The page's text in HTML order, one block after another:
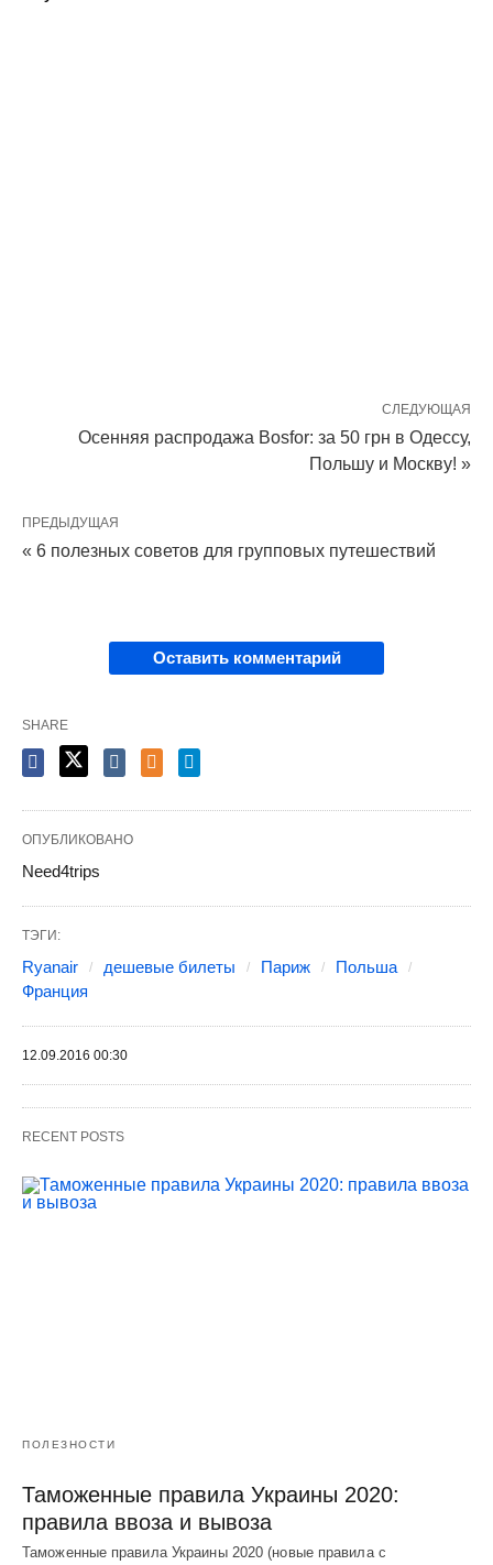
СЛЕДУЮЩАЯ
Осенняя распродажа Bosfor: за 50 грн в Одессу,
Польшу и Москву! »
ПРЕДЫДУЩАЯ
« 6 полезных советов для групповых путешествий
Оставить комментарий
SHARE
ОПУБЛИКОВАНО
Need4trips
ТЭГИ:
Ryanair дешевые билеты Париж
Польша
Франция
12.09.2016 00:30
RECENT POSTS
ПОЛЕЗНОСТИ
Таможенные правила Украины 2020:
правила ввоза и вывоза
Таможенные правила Украины 2020 (новые правила с